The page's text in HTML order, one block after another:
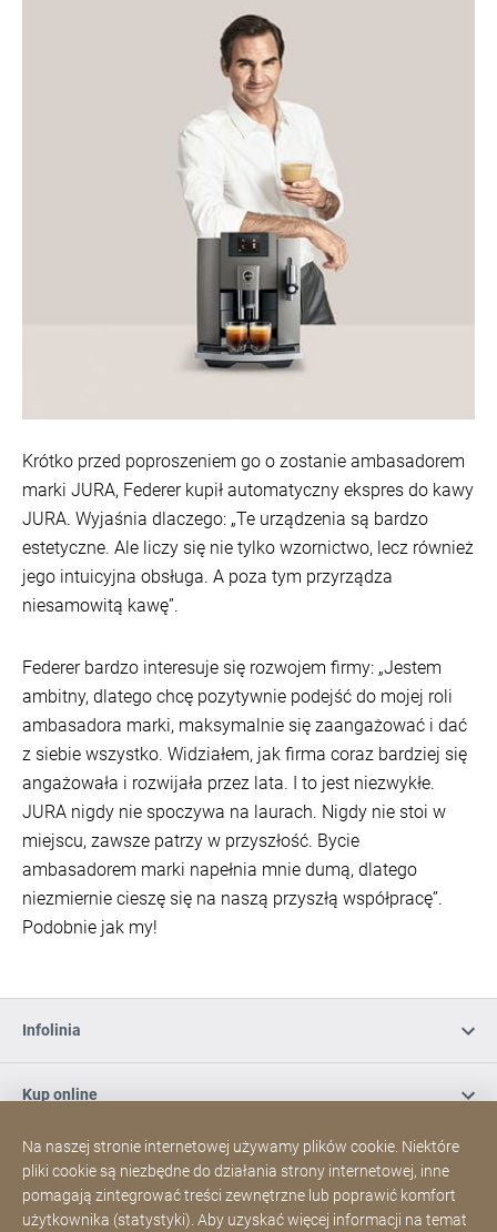
Krótko przed poproszeniem go o zostanie ambasadorem
marki JURA, Federer kupił automatyczny ekspres do kawy
JURA. Wyjaśnia dlaczego: „Te urządzenia są bardzo
estetyczne. Ale liczy się nie tylko wzornictwo, lecz również
jego intuicyjna obsługa. A poza tym przyrządza
niesamowitą kawę”.
Federer bardzo interesuje się rozwojem firmy: „Jestem
ambitny, dlatego chcę pozytywnie podejść do mojej roli
ambasadora marki, maksymalnie się zaangażować i dać
z siebie wszystko. Widziałem, jak firma coraz bardziej się
angażowała i rozwijała przez lata. I to jest niezwykłe.
JURA nigdy nie spoczywa na laurach. Nigdy nie stoi w
miejscu, zawsze patrzy w przyszłość. Bycie
ambasadorem marki napełnia mnie dumą, dlatego
niezmiernie cieszę się na naszą przyszłą współpracę”.
Podobnie jak my!
Infolinia
Kup online
Zapisz się do naszego newslettera
Media społecznościowe
Na naszej stronie internetowej używamy plików cookie. Niektóre
pliki cookie są niezbędne do działania strony internetowej, inne
pomagają zintegrować treści zewnętrzne lub poprawić komfort
użytkownika (statystyki). Aby uzyskać więcej informacji na temat